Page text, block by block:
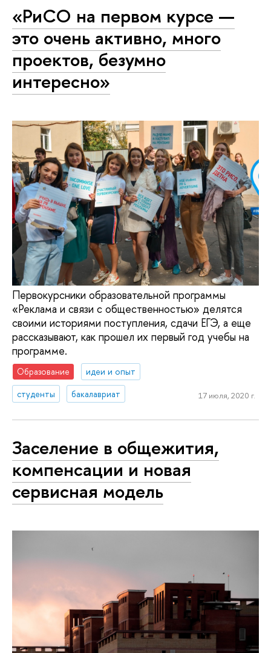
«РиСО на первом курсе —
это очень активно, много
проектов, безумно
интересно»
Первокурсники образовательной программы
«Реклама и связи с общественностью» делятся
своими историями поступления, сдачи ЕГЭ, а еще
рассказывают, как прошел их первый год учебы на
программе.
Образование
идеи и опыт
студенты
бакалавриат 17 июля, 2020 г.
Заселение в общежития,
компенсации и новая
сервисная модель